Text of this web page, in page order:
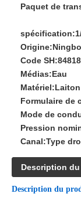
Paquet de
spécification:
Origine:
Code SH:
Médias:Eau
Matériel:Laiton
Formulaire de
Mode de
Pression
Canal:Type
Description
Description du